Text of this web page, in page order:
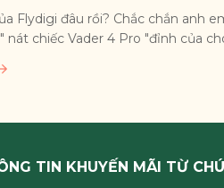
Flydigi đâu rồi? Chắc chắn anh
nát chiếc Vader 4 Pro "đỉnh của
TIN KHUYẾN MÃI TỪ